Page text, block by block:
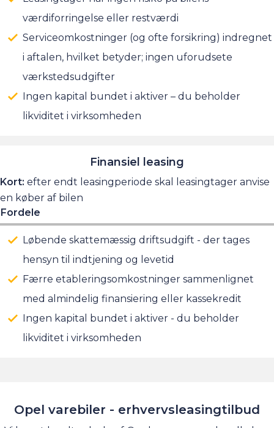
værdiforringelse eller restværdi
Serviceomkostninger (og ofte forsikring) indregnet
i aftalen, hvilket betyder; ingen uforudsete
værkstedsudgifter
Ingen kapital bundet i aktiver – du beholder
likviditet i virksomheden
Finansiel leasing
Kort: efter endt leasingperiode skal leasingtager anvise
en køber af bilen
Fordele
Løbende skattemæssig driftsudgift - der tages
hensyn til indtjening og levetid
Færre etableringsomkostninger sammenlignet
med almindelig finansiering eller kassekredit
Ingen kapital bundet i aktiver - du beholder
likviditet i virksomheden
Opel varebiler - erhvervsleasingtilbud